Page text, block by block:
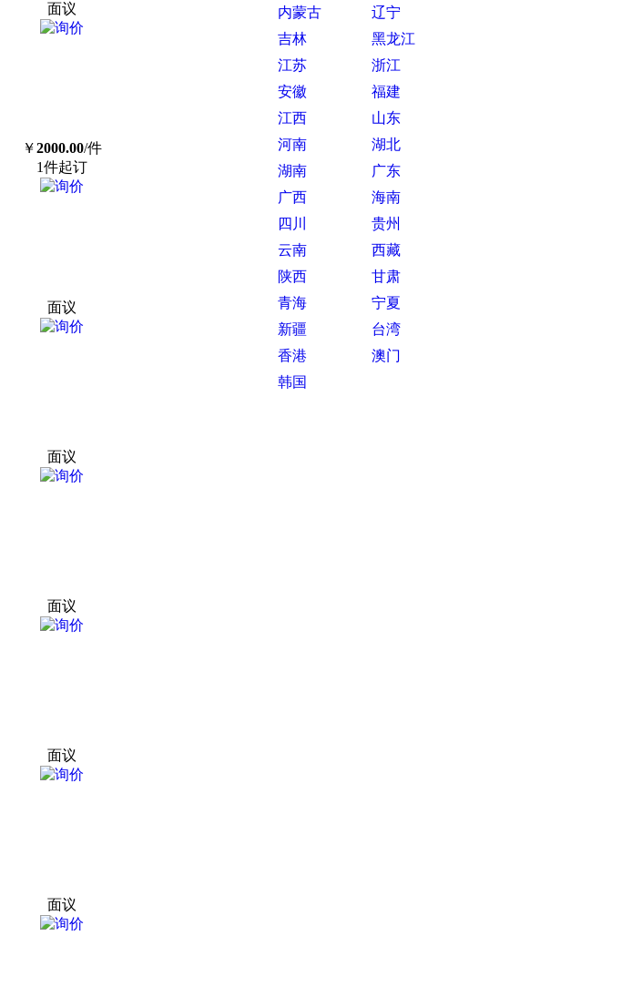
面议
￥2000.00/件
1件起订
面议
面议
面议
面议
面议
内蒙古
辽宁
吉林
黑龙江
江苏
浙江
安徽
福建
江西
山东
河南
湖北
湖南
广东
广西
海南
四川
贵州
云南
西藏
陕西
甘肃
青海
宁夏
新疆
台湾
香港
澳门
韩国